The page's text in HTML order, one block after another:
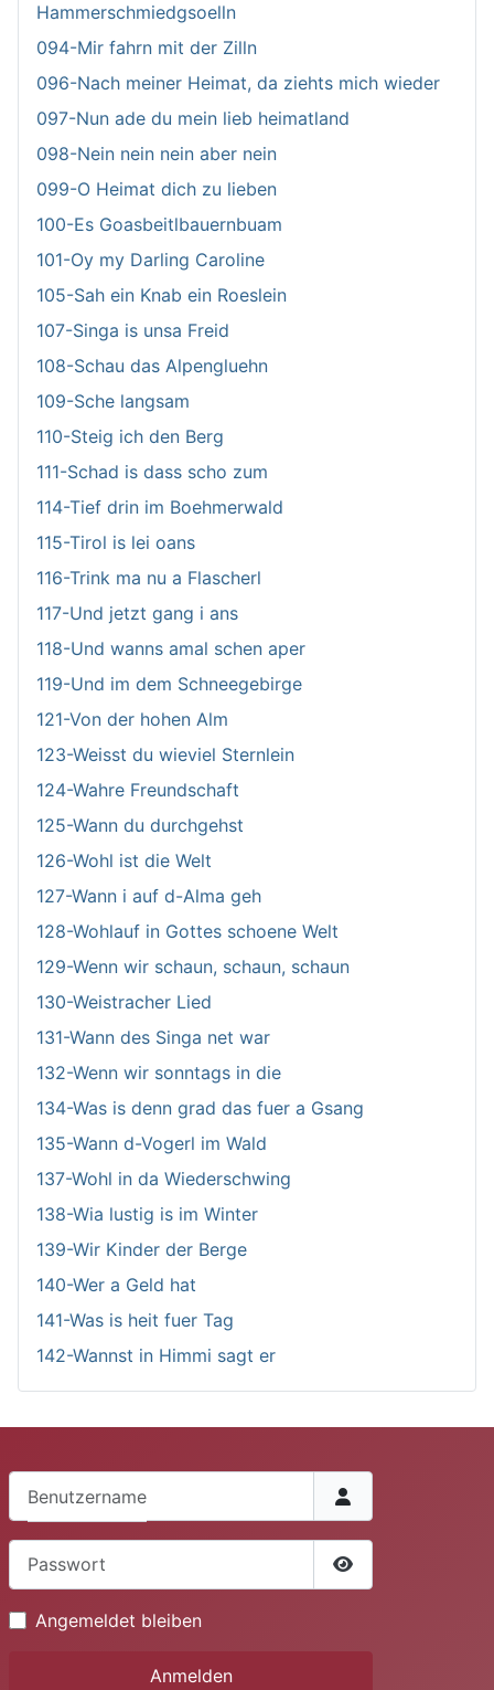
Hammerschmiedgsoelln
094-Mir fahrn mit der Zilln
096-Nach meiner Heimat, da ziehts mich wieder
097-Nun ade du mein lieb heimatland
098-Nein nein nein aber nein
099-O Heimat dich zu lieben
100-Es Goasbeitlbauernbuam
101-Oy my Darling Caroline
105-Sah ein Knab ein Roeslein
107-Singa is unsa Freid
108-Schau das Alpengluehn
109-Sche langsam
110-Steig ich den Berg
111-Schad is dass scho zum
114-Tief drin im Boehmerwald
115-Tirol is lei oans
116-Trink ma nu a Flascherl
117-Und jetzt gang i ans
118-Und wanns amal schen aper
119-Und im dem Schneegebirge
121-Von der hohen Alm
123-Weisst du wieviel Sternlein
124-Wahre Freundschaft
125-Wann du durchgehst
126-Wohl ist die Welt
127-Wann i auf d-Alma geh
128-Wohlauf in Gottes schoene Welt
129-Wenn wir schaun, schaun, schaun
130-Weistracher Lied
131-Wann des Singa net war
132-Wenn wir sonntags in die
134-Was is denn grad das fuer a Gsang
135-Wann d-Vogerl im Wald
137-Wohl in da Wiederschwing
138-Wia lustig is im Winter
139-Wir Kinder der Berge
140-Wer a Geld hat
141-Was is heit fuer Tag
142-Wannst in Himmi sagt er
Passwort
Passwort
Angemeldet bleiben
Anmelden